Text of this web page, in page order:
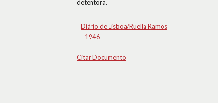
detentora.
Diário de Lisboa/Ruella Ramos
1946
Citar Documento